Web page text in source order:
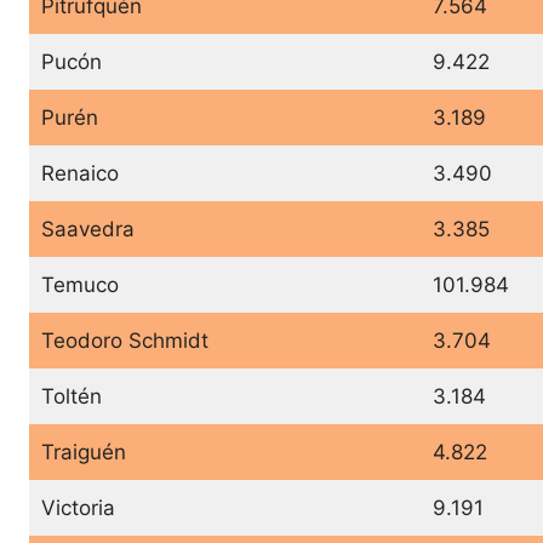
Pitrufquén 7.564
Pucón 9.422
Purén 3.189
Renaico 3.490
Saavedra 3.385
Temuco 101.984
Teodoro Schmidt 3.704
Toltén 3.184
Traiguén 4.822
Victoria 9.191